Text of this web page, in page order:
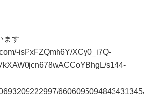
ます
isPxFZQmh6Y/XCy0_i7Q-
s144-